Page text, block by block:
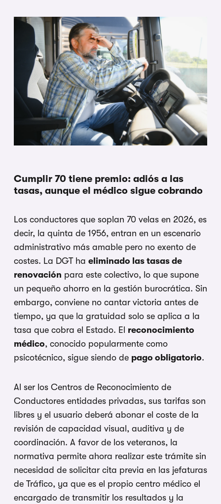
Cumplir 70 tiene premio: adiós a las
tasas, aunque el médico sigue cobrando
Los conductores que soplan 70 velas en 2026, es
decir, la quinta de 1956, entran en un escenario
administrativo más amable pero no exento de
costes. La DGT ha eliminado las tasas de
renovación para este colectivo, lo que supone
un pequeño ahorro en la gestión burocrática. Sin
embargo, conviene no cantar victoria antes de
tiempo, ya que la gratuidad solo se aplica a la
tasa que cobra el Estado. El reconocimiento
médico, conocido popularmente como
psicotécnico, sigue siendo de pago obligatorio.
Al ser los Centros de Reconocimiento de
Conductores entidades privadas, sus tarifas son
libres y el usuario deberá abonar el coste de la
revisión de capacidad visual, auditiva y de
coordinación. A favor de los veteranos, la
normativa permite ahora realizar este trámite sin
necesidad de solicitar cita previa en las jefaturas
de Tráfico, ya que es el propio centro médico el
encargado de transmitir los resultados y la